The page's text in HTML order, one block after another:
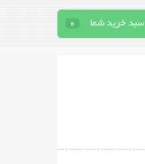
سبد خرید شما 0